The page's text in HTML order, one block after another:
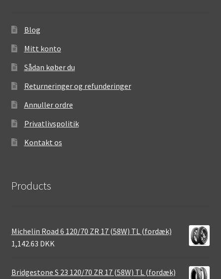
Blog
Mitt konto
Sådan køber du
Returneringer og refunderinger
Annuller ordre
Privatlivspolitik
Kontakt os
Products
Michelin Road 6 120/70 ZR 17 (58W) TL (fordæk)
1,142.63 DKK
Bridgestone S 23 120/70 ZR 17 (58W) TL (fordæk)